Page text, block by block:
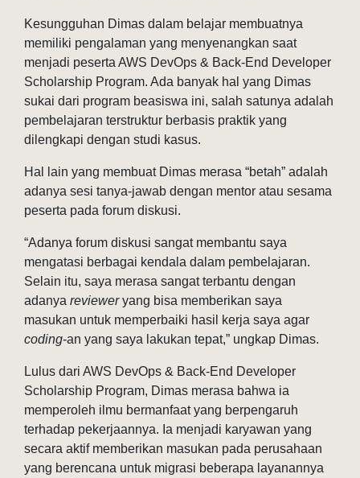
Kesungguhan Dimas dalam belajar membuatnya
memiliki pengalaman yang menyenangkan saat
menjadi peserta AWS DevOps & Back-End Developer
Scholarship Program. Ada banyak hal yang Dimas
sukai dari program beasiswa ini, salah satunya adalah
pembelajaran terstruktur berbasis praktik yang
dilengkapi dengan studi kasus.
Hal lain yang membuat Dimas merasa “betah” adalah
adanya sesi tanya-jawab dengan mentor atau sesama
peserta pada forum diskusi.
“Adanya forum diskusi sangat membantu saya
mengatasi berbagai kendala dalam pembelajaran.
Selain itu, saya merasa sangat terbantu dengan
adanya revieweryang bisa memberikan saya
masukan untuk memperbaiki hasil kerja saya agar
coding-an yang saya lakukan tepat,” ungkap Dimas.
Lulus dari AWS DevOps & Back-End Developer
Scholarship Program, Dimas merasa bahwa ia
memperoleh ilmu bermanfaat yang berpengaruh
terhadap pekerjaannya. Ia menjadi karyawan yang
secara aktif memberikan masukan pada perusahaan
yang berencana untuk migrasi beberapa layanannya